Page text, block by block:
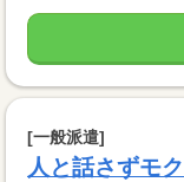
[一般派遣]
人と話さずモ